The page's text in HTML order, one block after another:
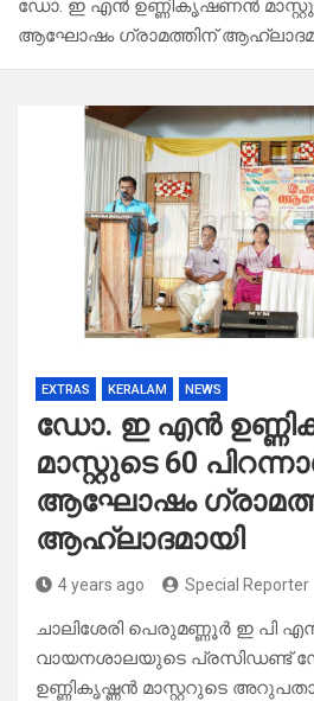
ഡോ. ഇ എൻ ഉണ്ണികൃഷണൻ
ആഘോഷം ഗ്രാമത്തിന്
EXTRAS KERALAM NEWS
ഡോ. ഇ എൻ
മാസ്റ്റുടെ 60
ആഘോഷം
ആഹ്ലാദമായി
4 years ago Special Reporter
ചാലിശേരി പെരുമണ്ണൂർ ഇ പി
വായനശാലയുടെ പ്രസിഡണ്ട്
ഉണ്ണികൃഷ്ണൻ മാസ്റ്ററുടെ